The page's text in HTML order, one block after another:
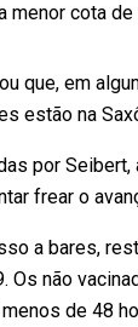
menor cota de
que, em
estão na
por Seibert,
frear o
a bares,
Os não
de 48